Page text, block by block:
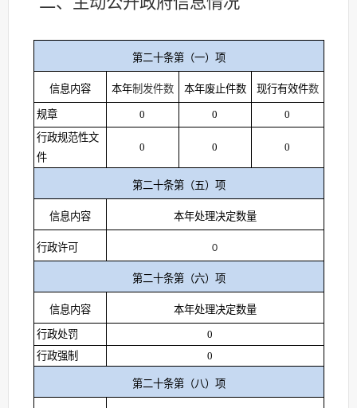
第二十条第（一）项
信息内容 本年制发件数 本年废止件数 现行有效件数
规章 0 0
0
行政规范性文
件
0 0 0
第二十条第（五）项
信息内容 本年处理决定数量
行政许可 0
第二十条第（六）项
信息内容 本年处理决定数量
行政处罚
0
行政强制
0
第二十条第（八）项